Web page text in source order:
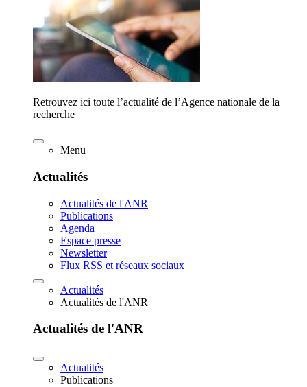
Retrouvez ici toute l’actualité de l’Agence nationale de la
recherche
Menu
Actualités
Actualités de l'ANR
Publications
Agenda
Espace presse
Newsletter
Flux RSS et réseaux sociaux
Actualités
Actualités de l'ANR
Actualités de l'ANR
Actualités
Publications